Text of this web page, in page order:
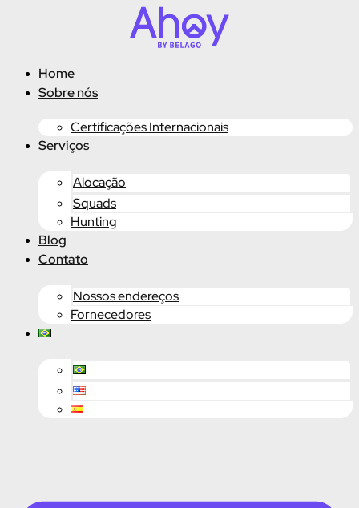
conteúdoHome
Sobre nós
Certificações Internacionais
Serviços
Alocação
Squads
Hunting
Blog
Contato
Nossos endereços
Fornecedores